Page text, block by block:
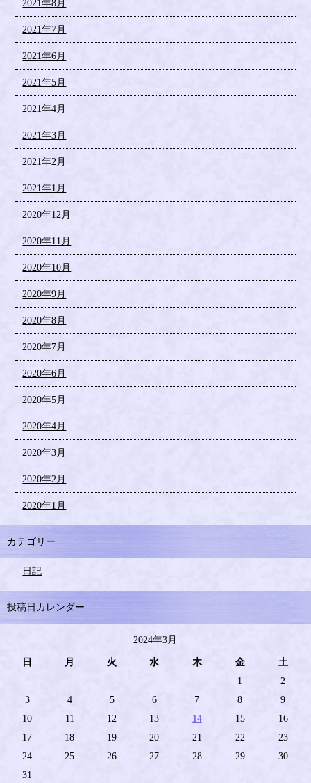
2021年8月
2021年7月
2021年6月
2021年5月
2021年4月
2021年3月
2021年2月
2021年1月
2020年12月
2020年11月
2020年10月
2020年9月
2020年8月
2020年7月
2020年6月
2020年5月
2020年4月
2020年3月
2020年2月
2020年1月
カテゴリー
日記
投稿日カレンダー
2024年3月
日 月 火 水 木 金
土
1
2
3
4 5 6 7 8
9
10
11 12 13 14 15
16
17
18 19 20 21 22
23
24
25 26 27 28 29
30
31